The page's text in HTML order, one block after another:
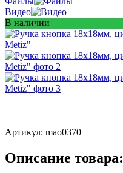
Видео
В наличии
Артикул: mao0370
Описание товара: